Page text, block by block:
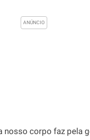
nosso corpo faz pela